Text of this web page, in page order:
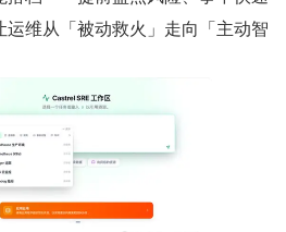
维从「被动救火」走向「主动智